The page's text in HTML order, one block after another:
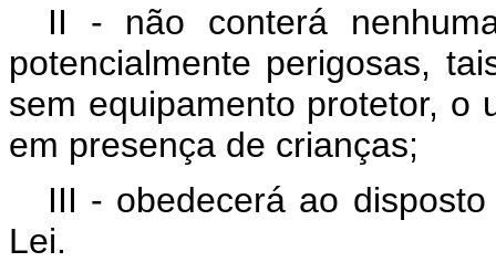
II - não conterá
potencialmente perigosas,
sem equipamento protetor, o
em presença de crianças;
III - obedecerá ao
Lei.